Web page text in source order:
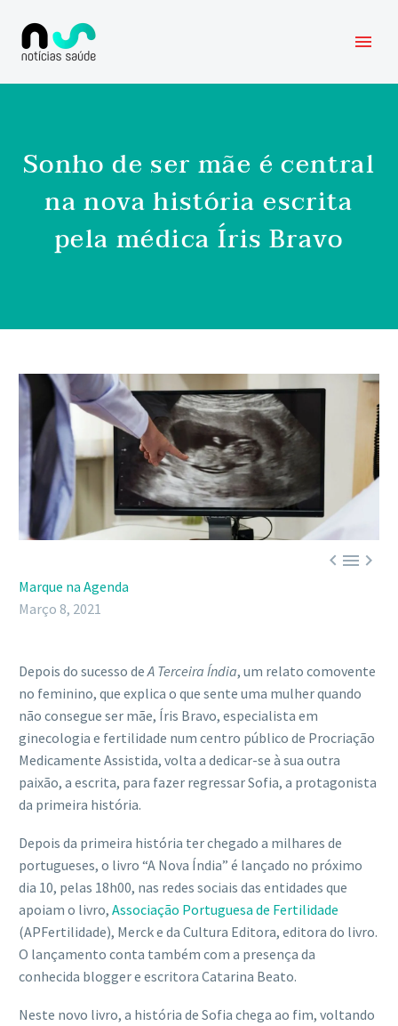
Sonho de ser mãe é central
na nova história escrita
pela médica Íris Bravo

Marque na Agenda
Março 8, 2021
Depois do sucesso deA Terceira Índia, um relato comovente
no feminino, que explica o que sente uma mulher quando
não consegue ser mãe, Íris Bravo, especialista em
ginecologia e fertilidade num centro público de Procriação
Medicamente Assistida, volta a dedicar-se à sua outra
paixão, a escrita, para fazer regressar Sofia, a protagonista
da primeira história.
Depois da primeira história ter chegado a milhares de
portugueses, o livro “A Nova Índia” é lançado no próximo
dia 10, pelas 18h00, nas redes sociais das entidades que
apoiam o livro, Associação Portuguesa de Fertilidade
(APFertilidade), Merck e da Cultura Editora, editora do livro.
O lançamento conta também com a presença da
conhecida blogger e escritora Catarina Beato.
Neste novo livro, a história de Sofia chega ao fim, voltando